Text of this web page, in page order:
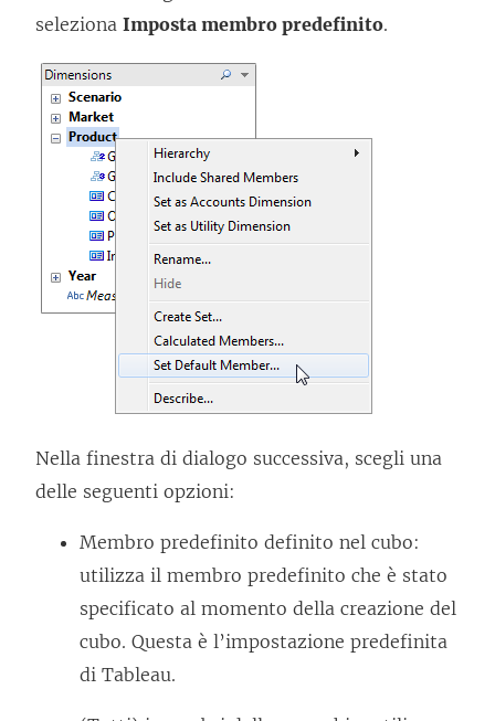
seleziona Imposta membro predefinito.
Nella finestra di dialogo successiva, scegli una
delle seguenti opzioni:
Membro predefinito definito nel cubo:
utilizza il membro predefinito che è stato
specificato al momento della creazione del
cubo. Questa è l’impostazione predefinita
di Tableau.